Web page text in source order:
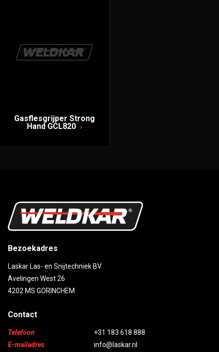
Gasflesgrijper Strong
Hand GCL820
Bezoekadres
Laskar Las- en Snijtechniek BV
Avelingen West 26
4202 MS GORINCHEM
Contact
Telefoon
+31 183 618 888
E-mailadres
info@laskar.nl